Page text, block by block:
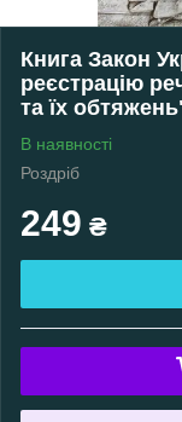
Книга Закон
реєстрацію
та їх
В наявності
Роздріб
249 ₴